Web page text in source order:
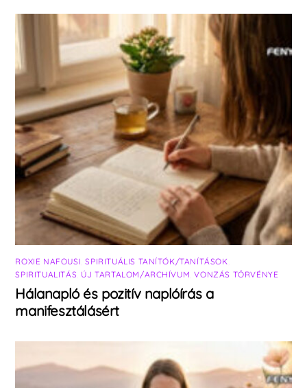
ROXIE NAFOUSI ,SPIRITUÁLIS TANÍTÓK/TANÍTÁSOK
SPIRITUALITÁS ÚJ TARTALOM/ARCHÍVUM ,VONZÁS TÖRVÉNYE
Hálanapló és pozitív naplóírás a
manifesztálásért